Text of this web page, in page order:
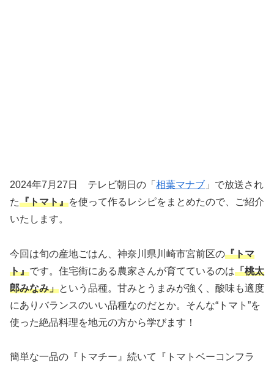
2024年7月27日 テレビ朝日の「 相葉マナブ 」で放送され
た『トマト』を使って作るレシピをまとめたので、ご紹介
いたします。
今回は旬の産地ごはん、神奈川県川崎市宮前区の『トマ
ト』です。住宅街にある農家さんが育てているのは「桃太
郎みなみ」という品種。甘みとうまみが強く、酸味も適度
にありバランスのいい品種なのだとか。そんな“トマト”を
使った絶品料理を地元の方から学びます！
簡単な一品の『トマチー』続いて『トマトベーコンフラ